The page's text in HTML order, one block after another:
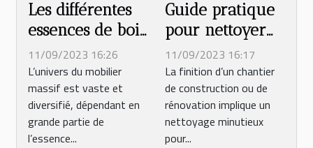
Les différentes
essences de bois
utilisées pour la
fabrication de
meubles massifs
11/09/2023 16:26
L’univers du mobilier
massif est vaste et
diversifié, dépendant en
grande partie de
l’essence...
Guide pratique
pour nettoyer
efficacement un
chantier après
travaux
11/09/2023 16:17
La finition d’un chantier
de construction ou de
rénovation implique un
nettoyage minutieux
pour...